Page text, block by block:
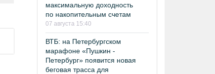
максимальную доходность
по накопительным счетам
07 августа 15:40
ВТБ: на Петербургском
марафоне «Пушкин -
Петербург» появится новая
беговая трасса для